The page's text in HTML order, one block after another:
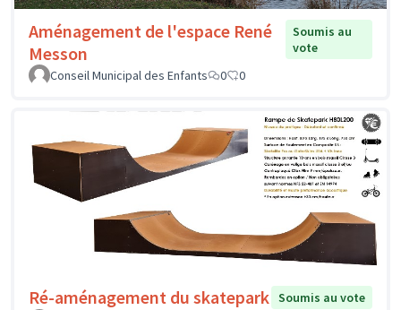
Aménagement de l'espace René
Messon
Soumis au
vote
Conseil Municipal des Enfants
0 0
Ré-aménagement du skatepark Soumis au vote